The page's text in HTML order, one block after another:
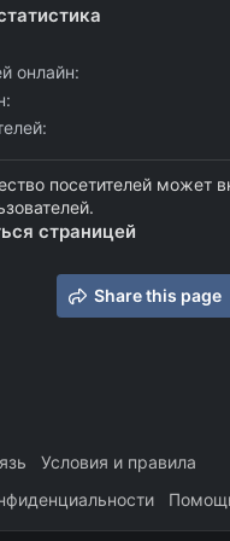
онлайн
посетителей может
страницей
Share this page
Условия и правила